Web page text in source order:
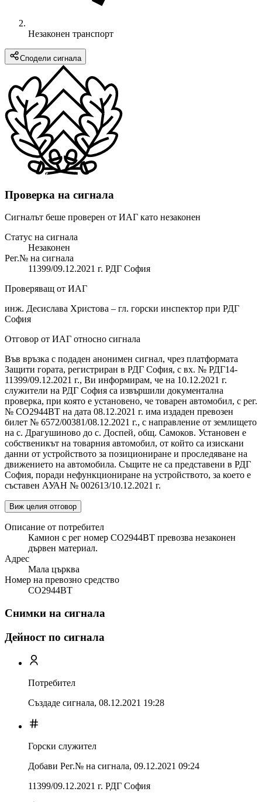
Незаконен транспорт
Сподели сигнала
Проверка на сигнала
Сигналът беше проверен от ИАГ като незаконен
Статус на сигнала
Незаконен
Рег.№ на сигнала
11399/09.12.2021 г. РДГ София
Проверяващ от ИАГ
инж. Десислава Христова – гл. горски инспектор при РДГ
София
Отговор от ИАГ относно сигнала
Във връзка с подаден анонимен сигнал, чрез платформата
Защити гората, регистриран в РДГ София, с вх. № РДГ14-
11399/09.12.2021 г., Ви информирам, че на 10.12.2021 г.
служители на РДГ София са извършили документална
проверка, при която е установено, че товарен автомобил, с рег.
№ СО2944ВТ на дата 08.12.2021 г. има издаден превозен
билет № 6572/00381/08.12.2021 г., с направление от землището
на с. Драгушиново до с. Доспей, общ. Самоков. Установен е
собственикът на товарния автомобил, от който са изискани
данни от устройството за позициониране и проследяване на
движението на автомобила. Същите не са представени в РДГ
София, поради нефункциониране на устройството, за което е
съставен АУАН № 002613/10.12.2021 г.
Виж целия отговор
Описание от потребител
Камион с рег номер СО2944ВТ превозва незаконен
дървен материал.
Адрес
Мала църква
Номер на превозно средство
СО2944ВТ
Снимки на сигнала
Дейност по сигнала
Потребител
Създаде сигнала, 08.12.2021 19:28
Горски служител
Добави Рег.№ на сигнала, 09.12.2021 09:24
11399/09.12.2021 г. РДГ София